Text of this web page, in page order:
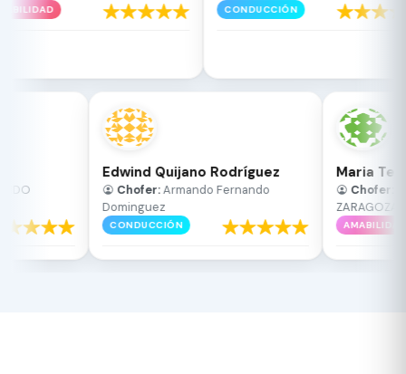
CONDUCCIÓN
Edwind Quijano Rodríguez
Chofer:Armando Fernando
Dominguez
CONDUCCIÓN
Maria
Chofer:
ZARAGOZA